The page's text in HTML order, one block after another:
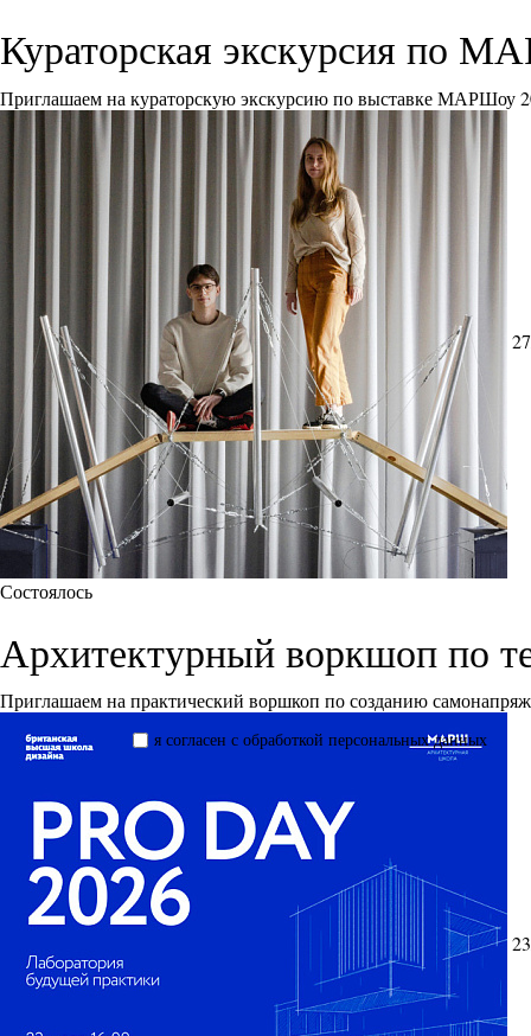
я согласен с обработкой персональных данных
Кураторская экскурсия по
Приглашаем на кураторскую экскурсию по выставке МАРШоу
Состоялось
Архитектурный воркшоп по
Приглашаем на практический воршкоп по созданию